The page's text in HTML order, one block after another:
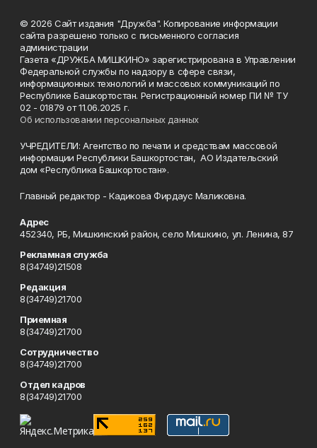
© 2026 Сайт издания "Дружба". Копирование информации
сайта разрешено только с письменного согласия
администрации
Газета «ДРУЖБА МИШКИНО» зарегистрирована в Управлении
Федеральной службы по надзору в сфере связи,
информационных технологий и массовых коммуникаций по
Республике Башкортостан. Регистрационный номер ПИ № ТУ
02 - 01879 от 11.06.2025 г.
Об использовании персональных данных
УЧРЕДИТЕЛИ: Агентство по печати и средствам массовой
информации Республики Башкортостан, АО Издательский
дом «Республика Башкортостан».
Главный редактор - Кадикова Фирдаус Маликовна.
Адрес
452340, РБ, Мишкинский район, село Мишкино, ул. Ленина, 87
Рекламная служба
8(34749)21508
Редакция
8(34749)21700
Приемная
8(34749)21700
Сотрудничество
8(34749)21700
Отдел кадров
8(34749)21700